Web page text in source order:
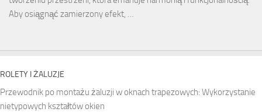
Aby osiągnąć zamierzony efekt, …
ROLETY I ŻALUZJE
Przewodnik po montażu żaluzji w oknach trapezowych: Wykorzystanie
nietypowych kształtów okien